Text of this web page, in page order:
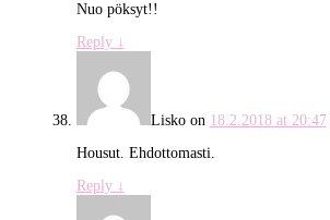
Nuo pöksyt!!
Reply ↓
Liskoon 18.2.2018 at 20:47
Housut. Ehdottomasti.
Reply ↓